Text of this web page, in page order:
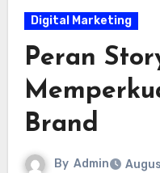
Digital Marketing
Peran
Brand
By Admin